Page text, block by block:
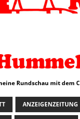
Rundschau mit dem
ANZEIGENZEITUNG